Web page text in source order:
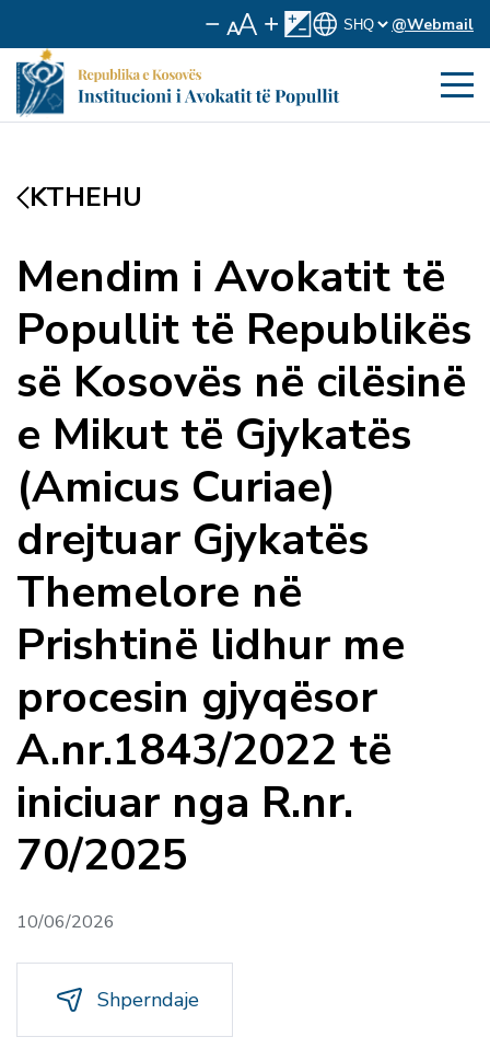
@Webmail
KTHEHU
Mendim i Avokatit të
Popullit të Republikës
së Kosovës në cilësinë
e Mikut të Gjykatës
(Amicus Curiae)
drejtuar Gjykatës
Themelore në
Prishtinë lidhur me
procesin gjyqësor
A.nr.1843/2022 të
iniciuar nga R.nr.
70/2025
10/06/2026
Shperndaje